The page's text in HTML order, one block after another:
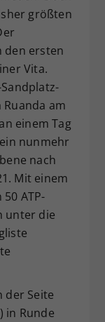
größten
den ersten
Vita.
am
einem Tag
nunmehr
nach
Mit einem
ATP-
unter die
der Seite
in Runde
Consent-
eine
die
Ihrer
falls der
eingestellt